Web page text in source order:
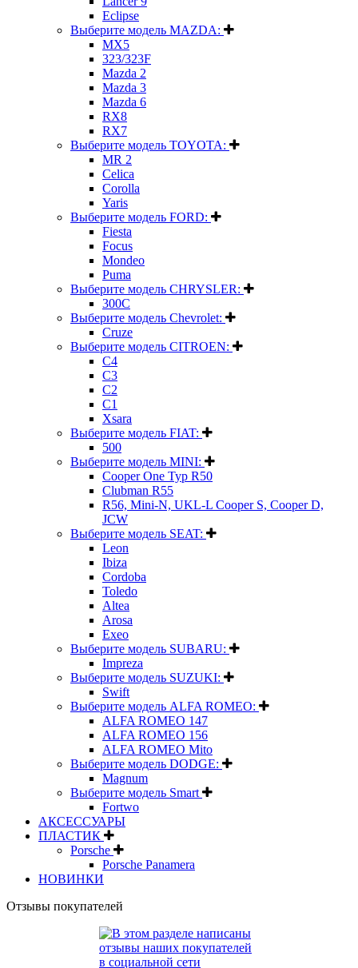
Eclipse
Выберите модель MAZDA:
MX5
323/323F
Mazda 2
Mazda 3
Mazda 6
RX8
RX7
Выберите модель TOYOTA:
MR 2
Celica
Corolla
Yaris
Выберите модель FORD:
Fiesta
Focus
Mondeo
Puma
Выберите модель CHRYSLER:
300C
Выберите модель Chevrolet:
Cruze
Выберите модель CITROEN:
C4
C3
C2
C1
Xsara
Выберите модель FIAT:
500
Выберите модель MINI:
Cooper One Typ R50
Clubman R55
R56, Mini-N, UKL-L Cooper S, Cooper D,
JCW
Выберите модель SEAT:
Leon
Ibiza
Cordoba
Toledo
Altea
Arosa
Exeo
Выберите модель SUBARU:
Impreza
Выберите модель SUZUKI:
Swift
Выберите модель ALFA ROMEO:
ALFA ROMEO 147
ALFA ROMEO 156
ALFA ROMEO Mito
Выберите модель DODGE:
Magnum
Выберите модель Smart
Fortwo
АКСЕССУАРЫ
ПЛАСТИК
Porsche
Porsche Panamera
НОВИНКИ
Отзывы покупателей